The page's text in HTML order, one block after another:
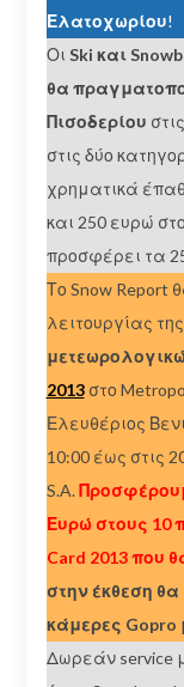
Ελατοχωρίου!
Οι Ski και
θα
Πισοδερίου
στις δύο
χρηματικά
και 250 ευρώ
προσφέρει τα
Το Snow Report
λειτουργίας της
2013στο
Ελευθέριος
10:00 έως στις
S.A.
Ευρώ στους 10
Card 2013 που
στην έκθεση
κάμερες Gopro
Δωρεάν service